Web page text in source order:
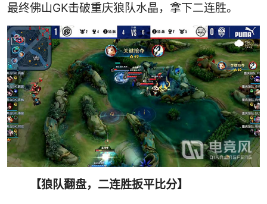
最终佛山GK击破重庆狼队水晶，拿下二连胜。
【狼队翻盘，二连胜扳平比分】